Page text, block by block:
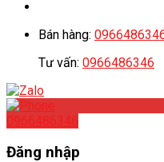
Bán hàng:
Tư vấn: 0966486346
0966486346
Đăng nhập